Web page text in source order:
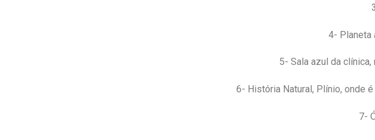
4- Planeta
5- Sala azul da
6- História Natural, Plínio, onde
7-